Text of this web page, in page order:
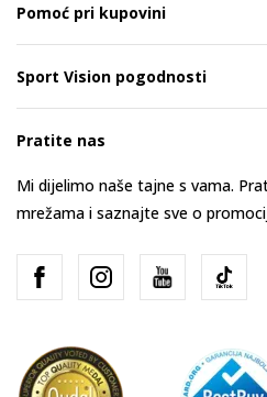
Pomoć pri kupovini
Sport Vision pogodnosti
Pratite nas
Mi dijelimo naše tajne s vama.
mrežama i saznajte sve o